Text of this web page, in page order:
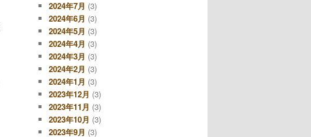
2024年7月 (3)
2024年6月 (3)
2024年5月 (3)
2024年4月 (3)
2024年3月 (3)
2024年2月 (3)
2024年1月 (3)
2023年12月 (3)
2023年11月 (3)
2023年10月 (3)
2023年9月 (3)